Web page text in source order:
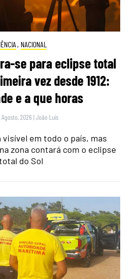
, NACIONAL
se para eclipse total
vez desde 1912:
e a que horas
Agosto, 2026 |João Luís
visível em todo o país, mas
zona contará com o eclipse
do Sol